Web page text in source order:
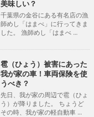
美味しい？
千葉県の金谷にある有名店の漁
師めし「はまべ」に行ってきま
した。 漁師めし「はまべ ...
雹（ひょう）被害にあった
我が家の車！車両保険を使
うべき？
先日、我が家の周辺で雹（ひょ
う）が降りました。 ちょうど
その時、我が家の軽自動車 ...